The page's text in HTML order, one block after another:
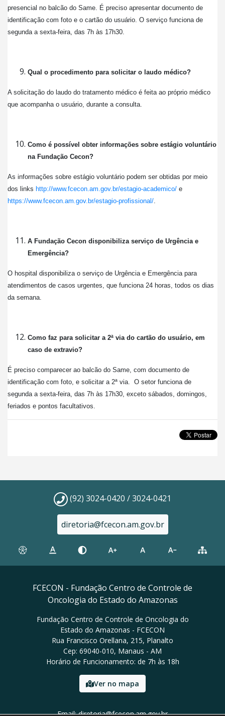
presencial no balcão do Same. É preciso apresentar documento de
identificação com foto e o cartão do usuário. O serviço funciona de
segunda a sexta-feira, das 7h às 17h30.
Qual o procedimento para solicitar o laudo médico?
A solicitação do laudo do tratamento médico é feita ao próprio médico
que acompanha o usuário, durante a consulta.
Como é possível obter informações sobre estágio voluntário
na Fundação Cecon?
As informações sobre estágio voluntário podem ser obtidas por meio
dos links http://www.fcecon.am.gov.br/estagio-academico/ e
https://www.fcecon.am.gov.br/estagio-profissional/.
A Fundação Cecon disponibiliza serviço de Urgência e
Emergência?
O hospital disponibiliza o serviço de Urgência e Emergência para
atendimentos de casos urgentes, que funciona 24 horas, todos os dias
da semana.
Como faz para solicitar a 2ª via do cartão do usuário, em
caso de extravio?
É preciso comparecer ao balcão do Same, com documento de
identificação com foto, e solicitar a 2ª via. O setor funciona de
segunda a sexta-feira, das 7h às 17h30, exceto sábados, domingos,
feriados e pontos facultativos.
(92) 3024-0420 / 3024-0421
diretoria@fcecon.am.gov.br
FCECON - Fundação Centro de Controle de
Oncologia do Estado do Amazonas
Fundação Centro de Controle de Oncologia do
Estado do Amazonas - FCECON
Rua Francisco Orellana, 215, Planalto
Cep: 69040-010, Manaus - AM
Horário de Funcionamento: de 7h às 18h
Ver no mapa
Email: diretoria@fcecon.am.gov.br